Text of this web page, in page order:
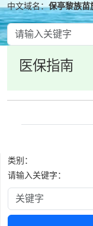
中文域名：保亭黎族苗
医保指南
类别：
请输入关键字：